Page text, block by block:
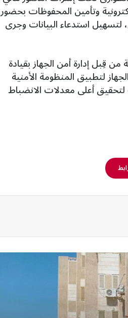
وتأمين المحفوظات بحضور
لتسهيل استدعاء البيانات وجرى
من قِبل إدارة أمن الجهاز بقيادة
لتطبيق المنظومة الأمنية
لتحقيق أعلى معدلات الانضباط